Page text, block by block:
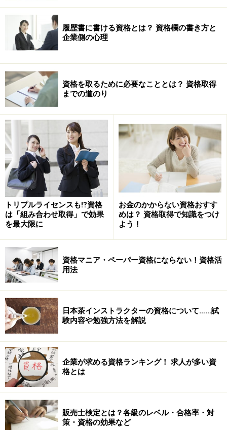
履歴書に書ける資格とは？ 資格欄の書き方と
企業側の心理
資格を取るために必要なこととは？ 資格取得
までの道のり
トリプルライセンスも⁉資格
は「組み合わせ取得」で効果
を最大限に
お金のかからない資格おすす
めは？ 資格取得で知識をつけ
よう！
資格マニア・ペーパー資格にならない！資格活
用法
日本茶インストラクターの資格について……試
験内容や勉強方法を解説
企業が求める資格ランキング！ 求人が多い資
格とは
販売士検定とは？各級のレベル・合格率・対
策・資格の効果など